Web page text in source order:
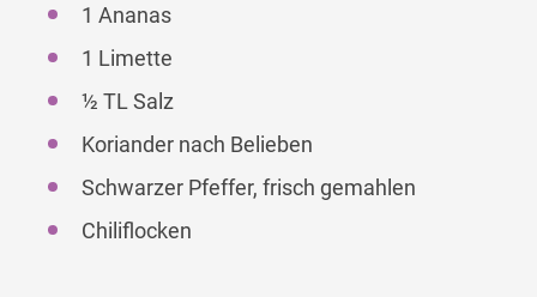
1 Ananas
1 Limette
½ TL Salz
Koriander nach Belieben
Schwarzer Pfeffer, frisch gemahlen
Chiliflocken